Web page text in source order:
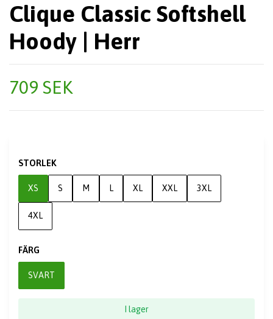
Clique Classic Softshell
Hoody | Herr
709 SEK
STORLEK
XS S M L XL XXL 3XL
4XL
FÄRG
SVART
I lager